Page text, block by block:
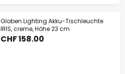
Globen Lighting Akku-Tischleuchte
IRIS, creme, Höhe 23 cm
CHF 158.00